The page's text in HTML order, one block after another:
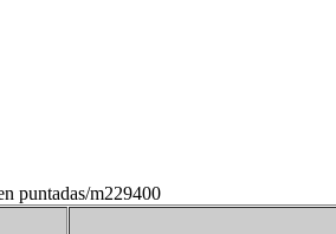
puntadas/m229400